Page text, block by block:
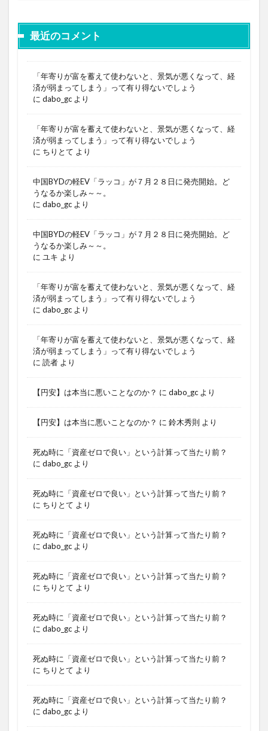
最近のコメント
「年寄りが富を蓄えて使わないと、景気が悪くなって、経
済が弱まってしまう」って有り得ないでしょう
に dabo_gc より
「年寄りが富を蓄えて使わないと、景気が悪くなって、経
済が弱まってしまう」って有り得ないでしょう
に ちりとて より
中国BYDの軽EV「ラッコ」が７月２８日に発売開始。ど
うなるか楽しみ～～。
に dabo_gc より
中国BYDの軽EV「ラッコ」が７月２８日に発売開始。ど
うなるか楽しみ～～。
に ユキ より
「年寄りが富を蓄えて使わないと、景気が悪くなって、経
済が弱まってしまう」って有り得ないでしょう
に dabo_gc より
「年寄りが富を蓄えて使わないと、景気が悪くなって、経
済が弱まってしまう」って有り得ないでしょう
に 読者 より
【円安】は本当に悪いことなのか？ に dabo_gc より
【円安】は本当に悪いことなのか？ に 鈴木秀則 より
死ぬ時に「資産ゼロで良い」という計算って当たり前？
に dabo_gc より
死ぬ時に「資産ゼロで良い」という計算って当たり前？
に ちりとて より
死ぬ時に「資産ゼロで良い」という計算って当たり前？
に dabo_gc より
死ぬ時に「資産ゼロで良い」という計算って当たり前？
に ちりとて より
死ぬ時に「資産ゼロで良い」という計算って当たり前？
に dabo_gc より
死ぬ時に「資産ゼロで良い」という計算って当たり前？
に ちりとて より
死ぬ時に「資産ゼロで良い」という計算って当たり前？
に dabo_gc より